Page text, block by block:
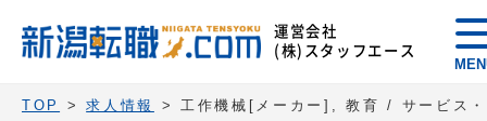
運営会社
(株)スタッフエース
TOP >求人情報
> 工作機械[メーカー], 教育 / サービス・